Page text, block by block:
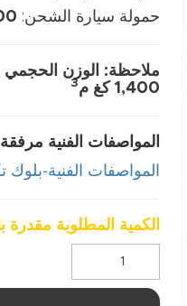
حمولة سيارة الشحن:
ملاحظة: الوزن الحجمي
1,400 كغ م
3
المواصفات الفنية
المواصفات الفنية-بلوك
الكمية المطلوبة مقدرة